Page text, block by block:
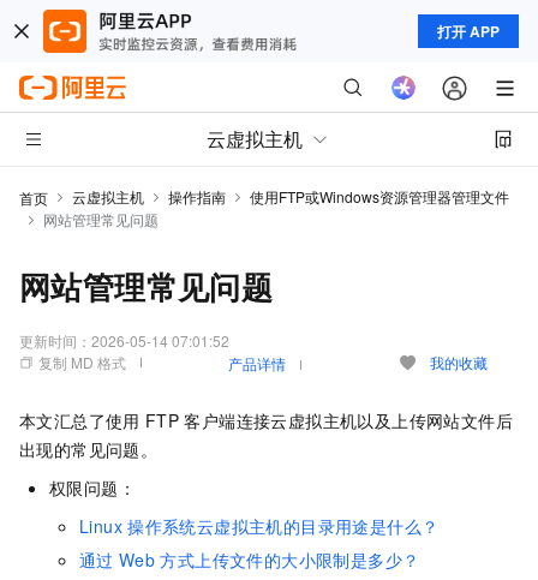
打开 APP
云虚拟主机
首页 云虚拟主机 操作指南
使用FTP或Windows资源管理器管理文件
网站管理常见问题
网站管理常见问题
更新时间： 2026-05-14 07:01:52
复制 MD 格式
产品详情 我的收藏
本文汇总了使用 FTP 客户端连接云虚拟主机以及上传网站文件后
出现的常见问题。
权限问题：
Linux 操作系统云虚拟主机的目录用途是什么？
通过 Web 方式上传文件的大小限制是多少？